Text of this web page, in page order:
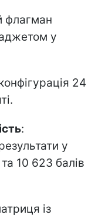
флагман
у
24
:
у
10 623 балів
із